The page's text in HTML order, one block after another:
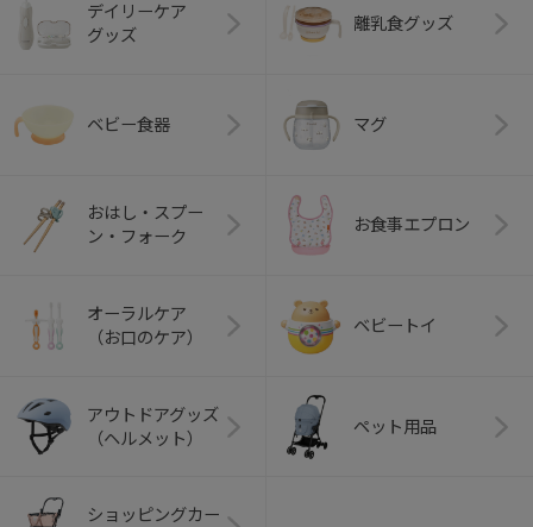
デイリーケア
グッズ
離乳食グッズ
ベビー食器 マグ
おはし・スプー
ン・フォーク
お食事エプロン
オーラルケア
（お口のケア）
ベビートイ
アウトドアグッズ
（ヘルメット）
ペット用品
ショッピングカー